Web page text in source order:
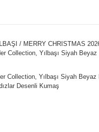
/ MERRY CHRISTMAS
Collection, Yılbaşı Siyah